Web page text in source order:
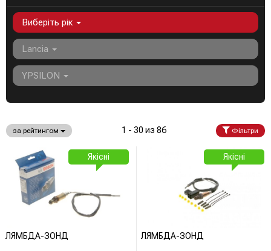
Виберіть рік
Lancia
YPSILON
за рейтингом 1 - 30 из 86 Фільтри
ЛЯМБДА-ЗОНД
Якісні
ЛЯМБДА-ЗОНД
Якісні